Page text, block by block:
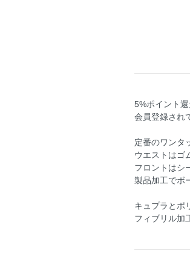
5%ポイント
会員登録され
定番のワンタ
ウエストはゴ
フロントはシ
製品加工でボ
キュプラとポ
フィブリル加